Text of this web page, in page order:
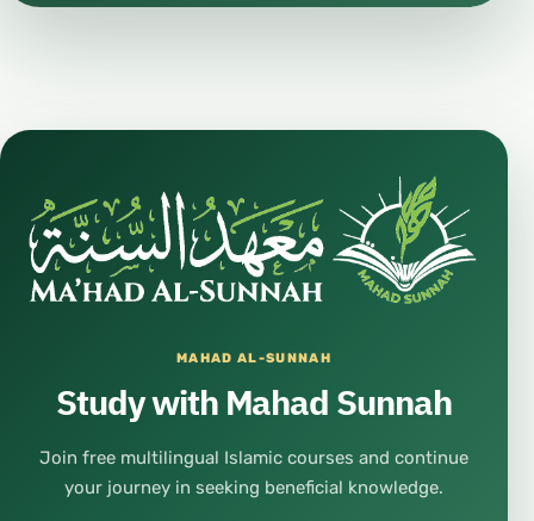
MAHAD AL-SUNNAH
Study with Mahad Sunnah
Join free multilingual Islamic courses and continue
your journey in seeking beneficial knowledge.